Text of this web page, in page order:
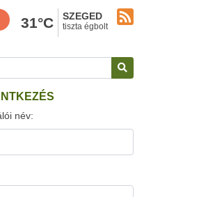
31°C SZEGED
tiszta égbolt
név: